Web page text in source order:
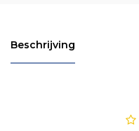
Beschrijving